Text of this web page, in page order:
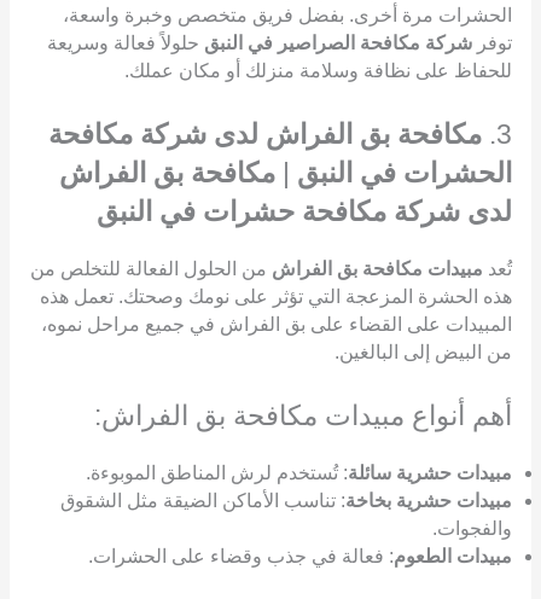
الحشرات مرة أخرى. بفضل فريق متخصص وخبرة واسعة،
توفر شركة مكافحة الصراصير في النبق حلولاً فعالة وسريعة
للحفاظ على نظافة وسلامة منزلك أو مكان عملك.
3. مكافحة بق الفراش لدى شركة مكافحة
الحشرات في النبق | مكافحة بق الفراش
لدى شركة مكافحة حشرات في النبق
تُعد مبيدات مكافحة بق الفراش من الحلول الفعالة للتخلص من
هذه الحشرة المزعجة التي تؤثر على نومك وصحتك. تعمل هذه
المبيدات على القضاء على بق الفراش في جميع مراحل نموه،
من البيض إلى البالغين.
أهم أنواع مبيدات مكافحة بق الفراش:
مبيدات حشرية سائلة: تُستخدم لرش المناطق الموبوءة.
مبيدات حشرية بخاخة: تناسب الأماكن الضيقة مثل الشقوق
والفجوات.
مبيدات الطعوم: فعالة في جذب وقضاء على الحشرات.